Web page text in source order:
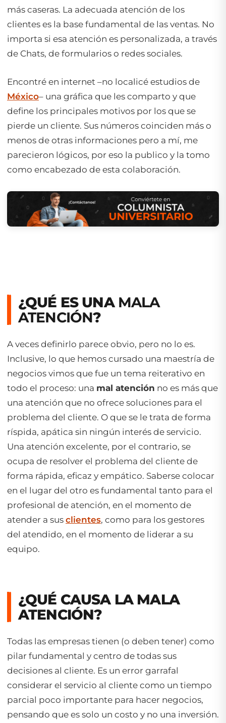
más caseras. La adecuada atención de los
clientes es la base fundamental de las ventas. No
importa si esa atención es personalizada, a través
de Chats, de formularios o redes sociales.
Encontré en internet –no localicé estudios de
México– una gráfica que les comparto y que
define los principales motivos por los que se
pierde un cliente. Sus números coinciden más o
menos de otras informaciones pero a mí, me
parecieron lógicos, por eso la publico y la tomo
como encabezado de esta colaboración.
¿QUÉ ES UNA MALA
ATENCIÓN?
A veces definirlo parece obvio, pero no lo es.
Inclusive, lo que hemos cursado una maestría de
negocios vimos que fue un tema reiterativo en
todo el proceso: una mal atención no es más que
una atención que no ofrece soluciones para el
problema del cliente. O que se le trata de forma
ríspida, apática sin ningún interés de servicio.
Una atención excelente, por el contrario, se
ocupa de resolver el problema del cliente de
forma rápida, eficaz y empático. Saberse colocar
en el lugar del otro es fundamental tanto para el
profesional de atención, en el momento de
atender a sus clientes, como para los gestores
del atendido, en el momento de liderar a su
equipo.
¿QUÉ CAUSA LA MALA
ATENCIÓN?
Todas las empresas tienen (o deben tener) como
pilar fundamental y centro de todas sus
decisiones al cliente. Es un error garrafal
considerar el servicio al cliente como un tiempo
parcial poco importante para hacer negocios,
pensando que es solo un costo y no una inversión.